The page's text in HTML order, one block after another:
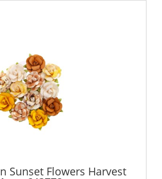
Sunset Flowers Harvest